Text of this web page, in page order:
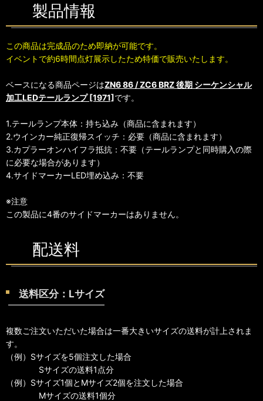
製品情報
この商品は完成品のため即納が可能です。
イベントで約6時間点灯展示したため特価で販売いたします。
ベースになる商品ページはZN6 86 / ZC6 BRZ 後期 シーケンシャル
加工LEDテールランプ [1971]です。
1.テールランプ本体：持ち込み（商品に含まれます）
2.ウインカー純正復帰スイッチ：必要（商品に含まれます）
3.カプラーオンハイフラ抵抗：不要（テールランプと同時購入の際
に必要な場合があります）
4.サイドマーカーLED埋め込み：不要
※注意
この製品に4番のサイドマーカーはありません。
配送料
送料区分：Lサイズ
複数ご注文いただいた場合は一番大きいサイズの送料が計上されま
す。
（例）Sサイズを5個注文した場合
Sサイズの送料1点分
（例）Sサイズ1個とMサイズ2個を注文した場合
Mサイズの送料1個分